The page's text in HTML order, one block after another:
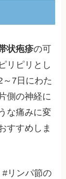
状疱疹の可
リピリとし
7日にわた
側の神経に
な痛みに変
すすめしま
リンパ節の